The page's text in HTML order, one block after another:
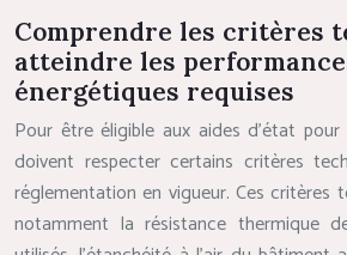
Comprendre les critères
atteindre les
énergétiques requises
Pour être éligible aux aides d’état pour
doivent respecter certains critères
réglementation en vigueur. Ces critères
notamment la résistance thermique